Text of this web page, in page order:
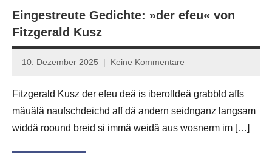
Eingestreute Gedichte: »der efeu« von
Fitzgerald Kusz
10. Dezember 2025
Jan-
Hornauer
für
dasgedichtblog
Keine Kommentare
Fitzgerald Kusz der efeu deä is iberolldeä grabbld affs
mäuälä naufschdeichd aff dä andern seidnganz langsam
widdä roound breid si immä weidä aus wosnerm im […]